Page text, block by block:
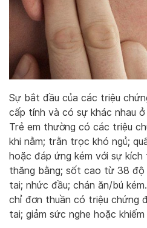
Sự bắt đầu của các triệu
cấp tính và có sự khác nhau
Trẻ em thường có các triệu
khi nằm; trằn trọc khó ngủ;
hoặc đáp ứng kém với sự
thăng bằng; sốt cao từ 38 độ
tai; nhức đầu; chán ăn/bú
chỉ đơn thuần có triệu chứng
tai; giảm sức nghe hoặc khiếm